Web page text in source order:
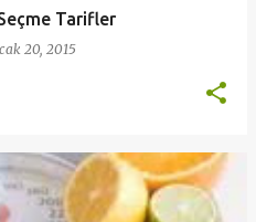
Tarifler
20, 2015